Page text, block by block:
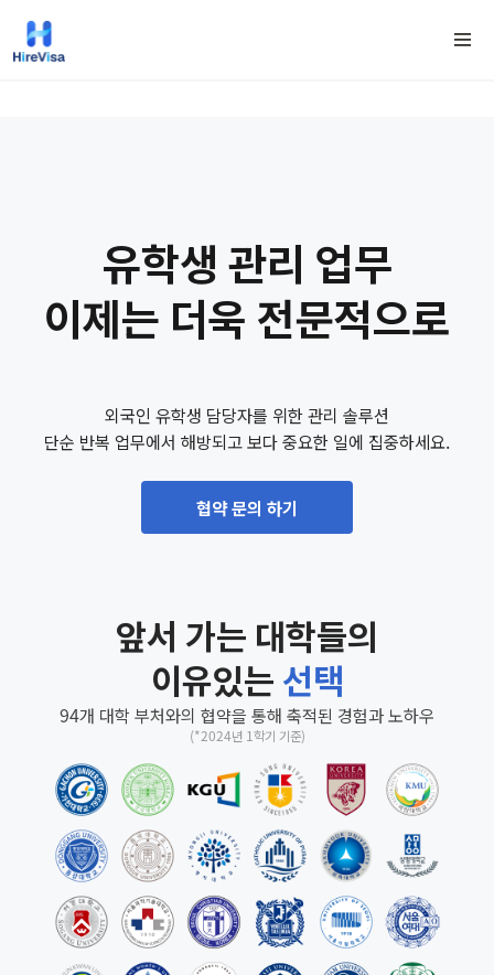
유학생 관리 업무
이제는 더욱 전문적으로
외국인 유학생 담당자를 위한 관리 솔루션
단순 반복 업무에서 해방되고 보다 중요한 일에 집중하세요.
협약 문의 하기
앞서 가는 대학들의
이유있는선택
94개 대학 부처와의 협약을 통해 축적된 경험과 노하우
(*2024년 1학기 기준)